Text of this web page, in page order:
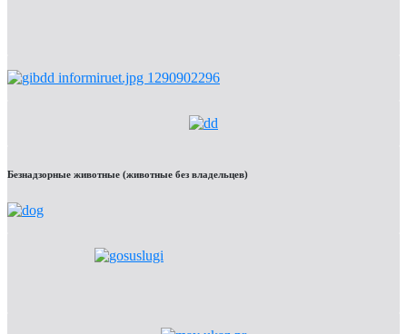
Безнадзорные животные (животные без владельцев)